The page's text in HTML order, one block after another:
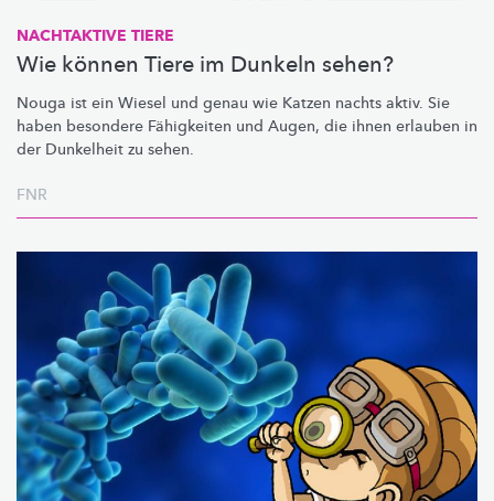
NACHTAKTIVE TIERE
Wie können Tiere im Dunkeln sehen?
Nouga ist ein Wiesel und genau wie Katzen nachts aktiv. Sie
haben besondere Fähigkeiten und Augen, die ihnen erlauben in
der Dunkelheit zu sehen.
FNR